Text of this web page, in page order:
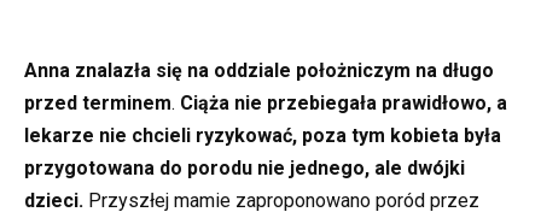
Anna znalazła się na oddziale położniczym na długo
przed terminem. Ciąża nie przebiegała prawidłowo, a
lekarze nie chcieli ryzykować, poza tym kobieta była
przygotowana do porodu nie jednego, ale dwójki
dzieci. Przyszłej mamie zaproponowano poród przez